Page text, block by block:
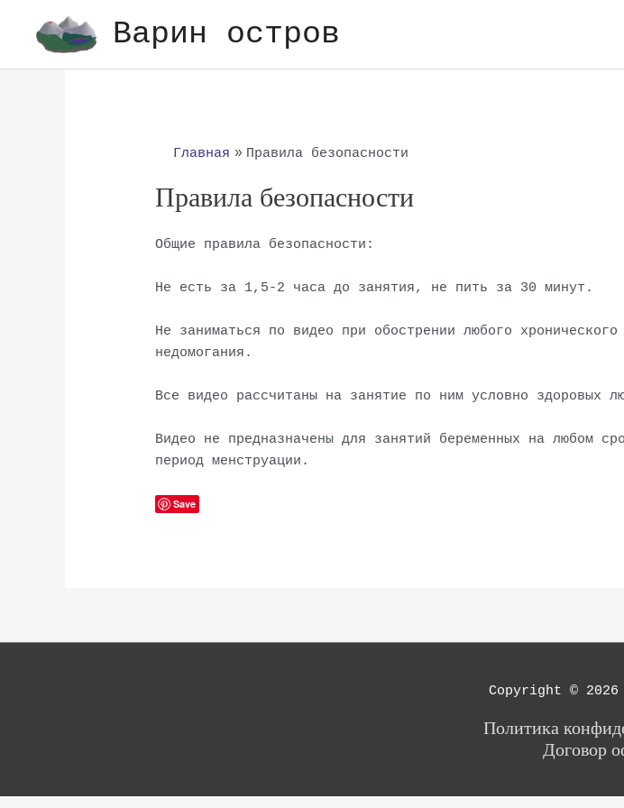
содержимому
Варин остров
Главная Правила безопасности
Правила безопасности
Общие правила безопасности:
Не есть за 1,5-2 часа до занятия, не пить за 30 минут.
Не заниматься по видео при обострении любого
недомогания.
Все видео рассчитаны на занятие по ним условно здоровых
Видео не предназначены для занятий беременных на любом
период менструации.
Save
Copyright © 2026
Политика
Договор